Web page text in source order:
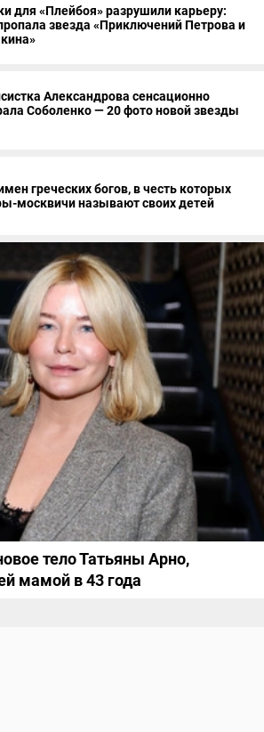
для «Плейбоя» разрушили карьеру:
звезда «Приключений Петрова и
Александрова сенсационно
Соболенко — 20 фото новой звезды
греческих богов, в честь которых
москвичи называют своих детей
тело Татьяны Арно,
мамой в 43 года